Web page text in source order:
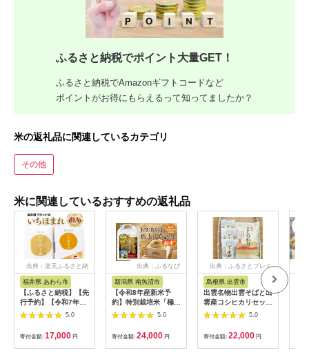
ふるさと納税でポイント大量GET！
ふるさと納税でAmazonギフトコードなど
ポイントがお得にもらえるって知ってましたか？
米の返礼品に関連しているカテゴリ
その他
米に関連しているおすすめの返礼品
出典：楽天ふるさと納
福井県 あわら市
【ふるさと納税】【先
行予約】【令和7年
産】いちほまれ 精米
5kg 《ギフトにもお
すすめ！化粧箱入り》
／ 福井県産 ブランド
米 白米 贈り物 お取り
5.0
寄付金額: 17,000 円
出典：ふるなび
新潟県 南魚沼市
【令和8年産新米予
約】特別栽培米「極上
南魚沼産コシヒカリ」
（有機肥料、8割減農
薬栽培）玄米5ｋｇ
【銘柄米 ブランド米
玄米 こしひかり コシ
5.0
寄付金額: 24,000 円
出典：ふるさとプレミ
アム
島根県 出雲市
出雲名物出雲そばと出
雲産コシヒカリセット
322032_EH0025.0
寄付金額: 22,000 円